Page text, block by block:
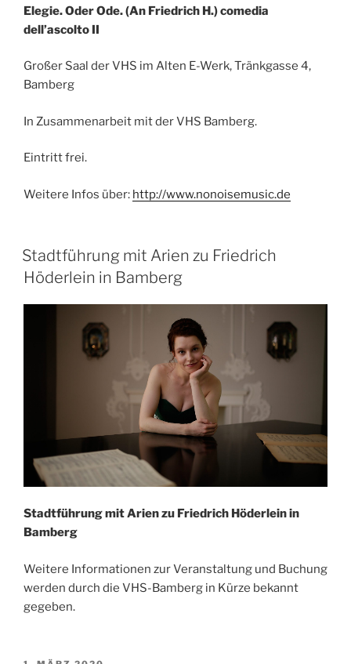
Elegie. Oder Ode. (An Friedrich H.) comedia
dell’ascolto II
Großer Saal der VHS im Alten E-Werk, Tränkgasse 4,
Bamberg
In Zusammenarbeit mit der VHS Bamberg.
Eintritt frei.
Weitere Infos über: http://www.nonoisemusic.de
Stadtführung mit Arien zu Friedrich
Höderlein in Bamberg
Stadtführung mit Arien zu Friedrich Höderlein in
Bamberg
Weitere Informationen zur Veranstaltung und Buchung
werden durch die VHS-Bamberg in Kürze bekannt
gegeben.